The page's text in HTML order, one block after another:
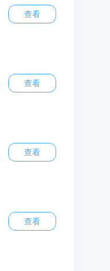
查看
查看
查看
查看